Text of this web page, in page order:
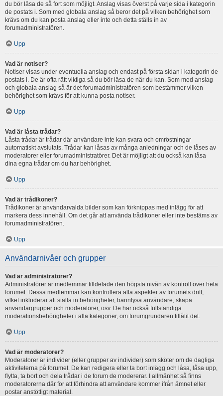
du bör läsa de så fort som möjligt. Anslag visas överst på varje sida i kategorin
de postats i. Som med globala anslag så beror det på vilken behörighet som
krävs om du kan posta anslag eller inte och detta ställs in av
forumadministratören.
Upp
Vad är notiser?
Notiser visas under eventuella anslag och endast på första sidan i kategorin de
postats i. De är ofta rätt viktiga så du bör läsa de när du kan. Som med anslag
och globala anslag så är det forumadministratören som bestämmer vilken
behörighet som krävs för att kunna posta notiser.
Upp
Vad är låsta trådar?
Låsta trådar är trådar där användare inte kan svara och omröstningar
automatiskt avslutats. Trådar kan låsas av många anledningar och de låses av
moderatorer eller forumadministratörer. Det är möjligt att du också kan låsa
dina egna trådar om du har behörighet.
Upp
Vad är trådikoner?
Trådikoner är användarvalda bilder som kan förknippas med inlägg för att
markera dess innehåll. Om det går att använda trådikoner eller inte bestäms av
forumadministratören.
Upp
Användarnivåer och grupper
Vad är administratörer?
Administratörer är medlemmar tilldelade den högsta nivån av kontroll över hela
forumet. Dessa medlemmar kan kontrollera alla aspekter av forumets drift,
vilket inkluderar att ställa in behörigheter, bannlysa användare, skapa
användargrupper och moderatorer, osv. De har också fullständiga
moderationsbehörigheter i alla kategorier, om forumgrundaren tillåtit det.
Upp
Vad är moderatorer?
Moderatorer är individer (eller grupper av individer) som sköter om de dagliga
aktiviteterna på forumet. De kan redigera eller ta bort inlägg och låsa, låsa upp,
flytta, ta bort och dela trådar i de forum de modererar. I allmänhet så finns
moderatorerna där för att förhindra att användare kommer ifrån ämnet eller
postar anstötligt material.